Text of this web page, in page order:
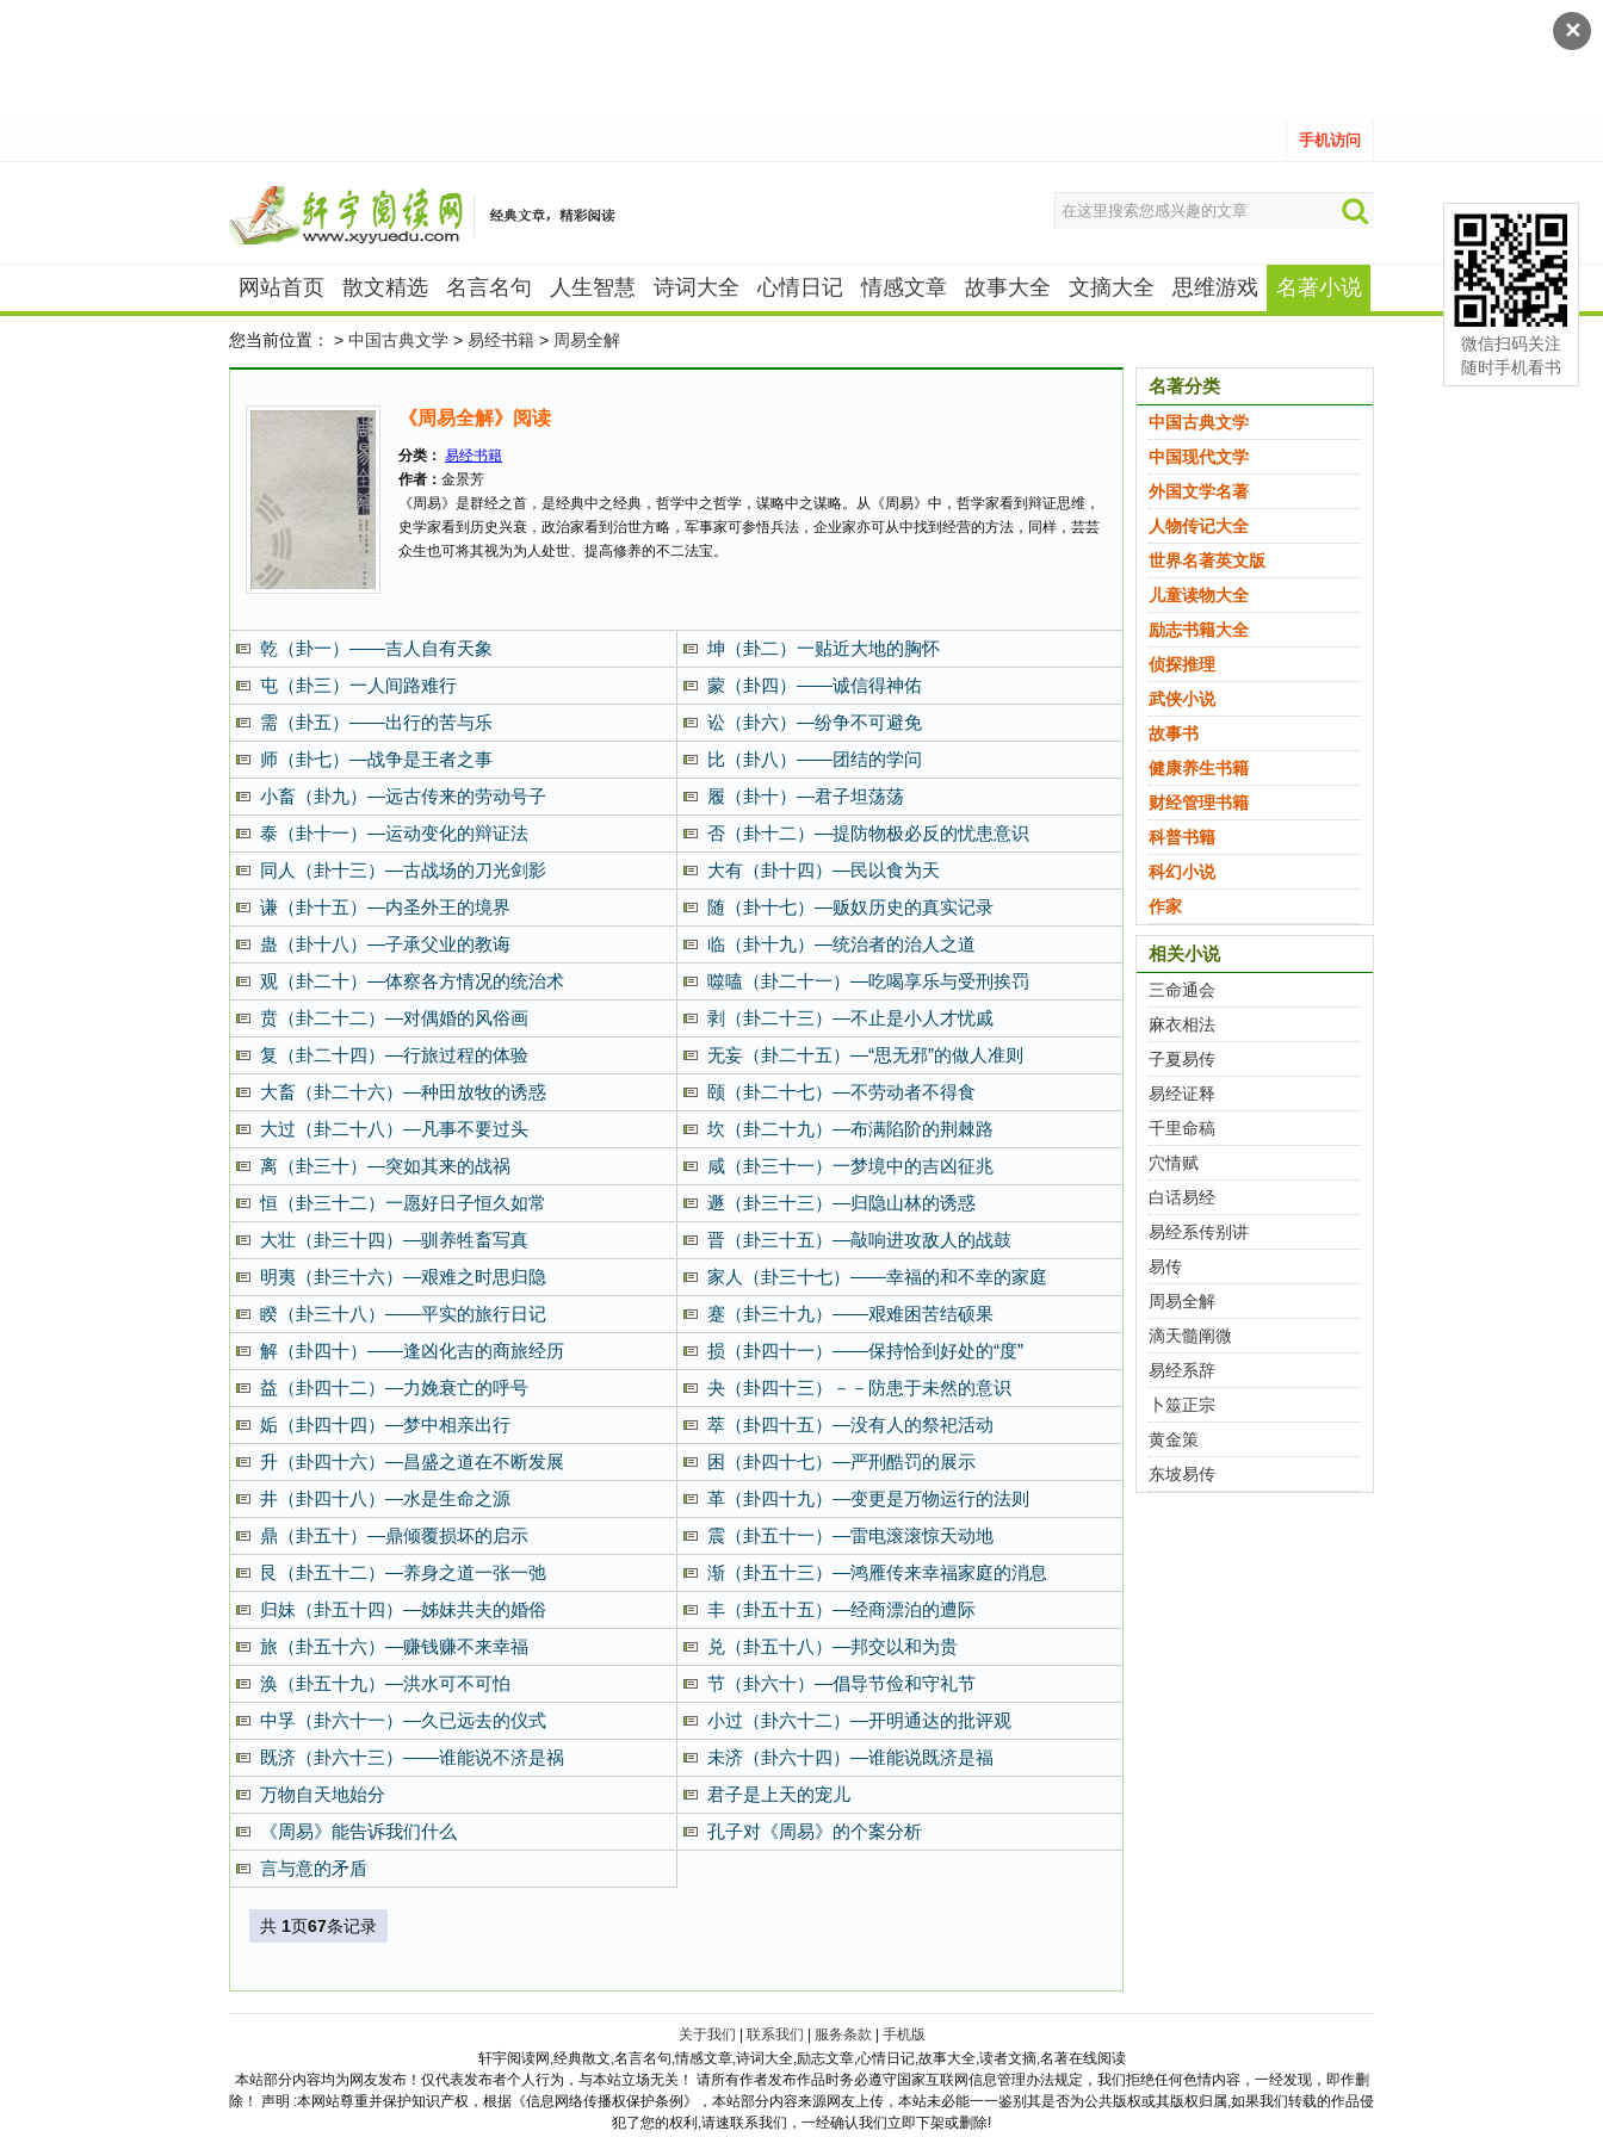
✕
手机访问
网站首页 散文精选 名言名句 人生智慧 诗词大全 心情日记 情感文章 故事大全 文摘大全 思维游戏 名著小说
您当前位置： > 中国古典文学 > 易经书籍 > 周易全解
《周易全解》阅读
分类： 易经书籍
作者： 金景芳
《周易》是群经之首，是经典中之经典，哲学中之哲学，谋略中之谋略。从《周易》中，哲学家看到辩证思维，
史学家看到历史兴衰，政治家看到治世方略，军事家可参悟兵法，企业家亦可从中找到经营的方法，同样，芸芸
众生也可将其视为为人处世、提高修养的不二法宝。
乾（卦一）——吉人自有天象
坤（卦二）一贴近大地的胸怀
屯（卦三）一人间路难行
蒙（卦四）——诚信得神佑
需（卦五）——出行的苦与乐
讼（卦六）—纷争不可避免
师（卦七）—战争是王者之事
比（卦八）——团结的学问
小畜（卦九）—远古传来的劳动号子
履（卦十）—君子坦荡荡
泰（卦十一）—运动变化的辩证法
否（卦十二）—提防物极必反的忧患意识
同人（卦十三）—古战场的刀光剑影
大有（卦十四）—民以食为天
谦（卦十五）—内圣外王的境界
随（卦十七）—贩奴历史的真实记录
蛊（卦十八）—子承父业的教诲
临（卦十九）—统治者的治人之道
观（卦二十）—体察各方情况的统治术
噬嗑（卦二十一）—吃喝享乐与受刑挨罚
贲（卦二十二）—对偶婚的风俗画
剥（卦二十三）—不止是小人才忧戚
复（卦二十四）—行旅过程的体验
无妄（卦二十五）—“思无邪”的做人准则
大畜（卦二十六）—种田放牧的诱惑
颐（卦二十七）—不劳动者不得食
大过（卦二十八）—凡事不要过头
坎（卦二十九）—布满陷阶的荆棘路
离（卦三十）—突如其来的战祸
咸（卦三十一）一梦境中的吉凶征兆
恒（卦三十二）一愿好日子恒久如常
遯（卦三十三）—归隐山林的诱惑
大壮（卦三十四）—驯养牲畜写真
晋（卦三十五）—敲响进攻敌人的战鼓
明夷（卦三十六）—艰难之时思归隐
家人（卦三十七）——幸福的和不幸的家庭
睽（卦三十八）——平实的旅行日记
蹇（卦三十九）——艰难困苦结硕果
解（卦四十）——逢凶化吉的商旅经历
损（卦四十一）——保持恰到好处的“度”
益（卦四十二）—力娩衰亡的呼号
夬（卦四十三）－－防患于未然的意识
姤（卦四十四）—梦中相亲出行
萃（卦四十五）—没有人的祭祀活动
升（卦四十六）—昌盛之道在不断发展
困（卦四十七）—严刑酷罚的展示
井（卦四十八）—水是生命之源
革（卦四十九）—变更是万物运行的法则
鼎（卦五十）—鼎倾覆损坏的启示
震（卦五十一）—雷电滚滚惊天动地
艮（卦五十二）—养身之道一张一弛
渐（卦五十三）—鸿雁传来幸福家庭的消息
归妹（卦五十四）—姊妹共夫的婚俗
丰（卦五十五）—经商漂泊的遭际
旅（卦五十六）—赚钱赚不来幸福
兑（卦五十八）—邦交以和为贵
涣（卦五十九）—洪水可不可怕
节（卦六十）—倡导节俭和守礼节
中孚（卦六十一）—久已远去的仪式
小过（卦六十二）—开明通达的批评观
既济（卦六十三）——谁能说不济是祸
未济（卦六十四）—谁能说既济是福
万物自天地始分
君子是上天的宠儿
《周易》能告诉我们什么
孔子对《周易》的个案分析
言与意的矛盾
共 1页67条记录
名著分类
中国古典文学
中国现代文学
外国文学名著
人物传记大全
世界名著英文版
儿童读物大全
励志书籍大全
侦探推理
武侠小说
故事书
健康养生书籍
财经管理书籍
科普书籍
科幻小说
作家
相关小说
三命通会
麻衣相法
子夏易传
易经证释
千里命稿
穴情赋
白话易经
易经系传别讲
易传
周易全解
滴天髓阐微
易经系辞
卜筮正宗
黄金策
东坡易传
微信扫码关注
随时手机看书
关于我们 联系我们 服务条款
手机版
轩宇阅读网,经典散文,名言名句,情感文章,诗词大全,励志文章,心情日记,故事大全,读者文摘,名著在线阅读
本站部分内容均为网友发布！仅代表发布者个人行为，与本站立场无关！ 请所有作者发布作品时务必遵守国家互联网信息管理办法规定，我们拒绝任何色情内容，一经发现，即作删
除！ 声明 :本网站尊重并保护知识产权，根据《信息网络传播权保护条例》，本站部分内容来源网友上传，本站未必能一一鉴别其是否为公共版权或其版权归属,如果我们转载的作品侵
犯了您的权利,请速联系我们，一经确认我们立即下架或删除!